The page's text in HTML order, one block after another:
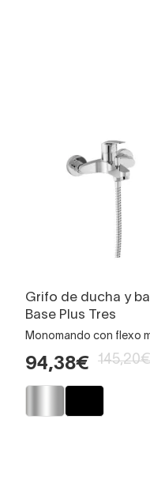
Grifo de ducha y
Base Plus Tres
Monomando con flexo
94,38€ 145,20€